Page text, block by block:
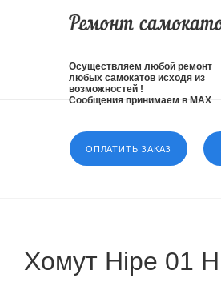
Осуществляем любой ремонт
любых самокатов исходя из
возможностей !
Сообщения принимаем в MAX
ОПЛАТИТЬ ЗАКАЗ
Хомут Hipe 01